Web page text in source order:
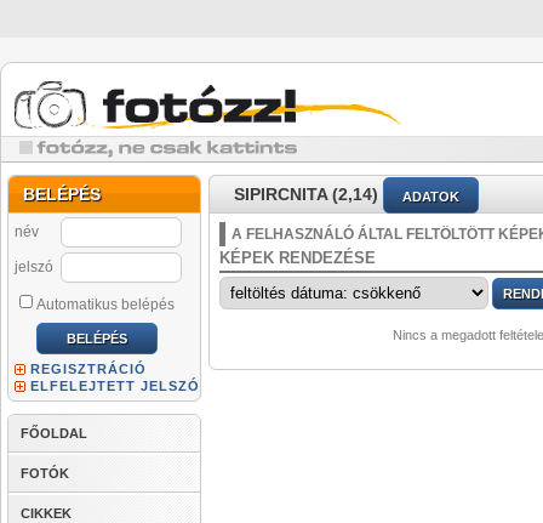
BELÉPÉS
név
jelszó
Automatikus belépés
REGISZTRÁCIÓ
ELFELEJTETT JELSZÓ
FŐOLDAL
FOTÓK
CIKKEK
SIPIRCNITA (2,14) ADATOK
A FELHASZNÁLÓ ÁLTAL FELTÖLTÖTT
KÉPEK RENDEZÉSE
Nincs a megadott